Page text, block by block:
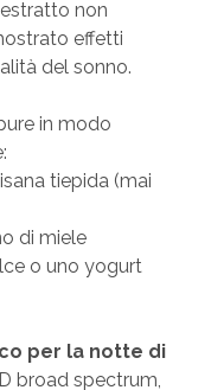
estratto non
effetti
del sonno.
in modo
tiepida (mai
di miele
o uno yogurt
per la notte di
broad spectrum,